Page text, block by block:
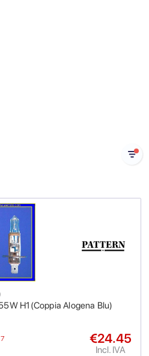
H1(Coppia Alogena Blu)
€24.45
Incl. IVA